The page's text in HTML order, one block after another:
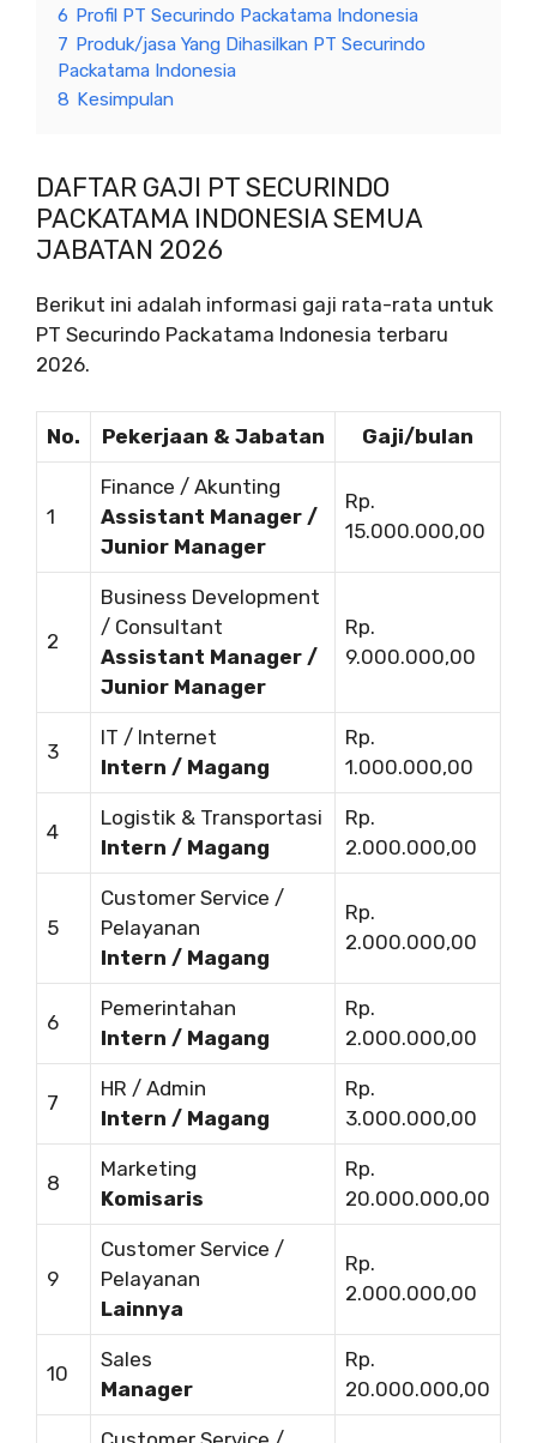
6 Profil PT Securindo Packatama Indonesia
7 Produk/jasa Yang Dihasilkan PT Securindo
Packatama Indonesia
8 Kesimpulan
DAFTAR GAJI PT SECURINDO
PACKATAMA INDONESIA SEMUA
JABATAN 2026
Berikut ini adalah informasi gaji rata-rata untuk
PT Securindo Packatama Indonesia terbaru
2026.
No. Pekerjaan & Jabatan Gaji/bulan
1
Finance / Akunting
Assistant Manager /
Junior Manager
Rp.
15.000.000,00
2
Business Development
/ Consultant
Assistant Manager /
Junior Manager
Rp.
9.000.000,00
3
IT / Internet
Intern / Magang
Rp.
1.000.000,00
4
Logistik & Transportasi
Intern / Magang
Rp.
2.000.000,00
5
Customer Service /
Pelayanan
Intern / Magang
Rp.
2.000.000,00
6
Pemerintahan
Intern / Magang
Rp.
2.000.000,00
7
HR / Admin
Intern / Magang
Rp.
3.000.000,00
8
Marketing
Komisaris
Rp.
20.000.000,00
9
Customer Service /
Pelayanan
Lainnya
Rp.
2.000.000,00
10
Sales
Manager
Rp.
20.000.000,00